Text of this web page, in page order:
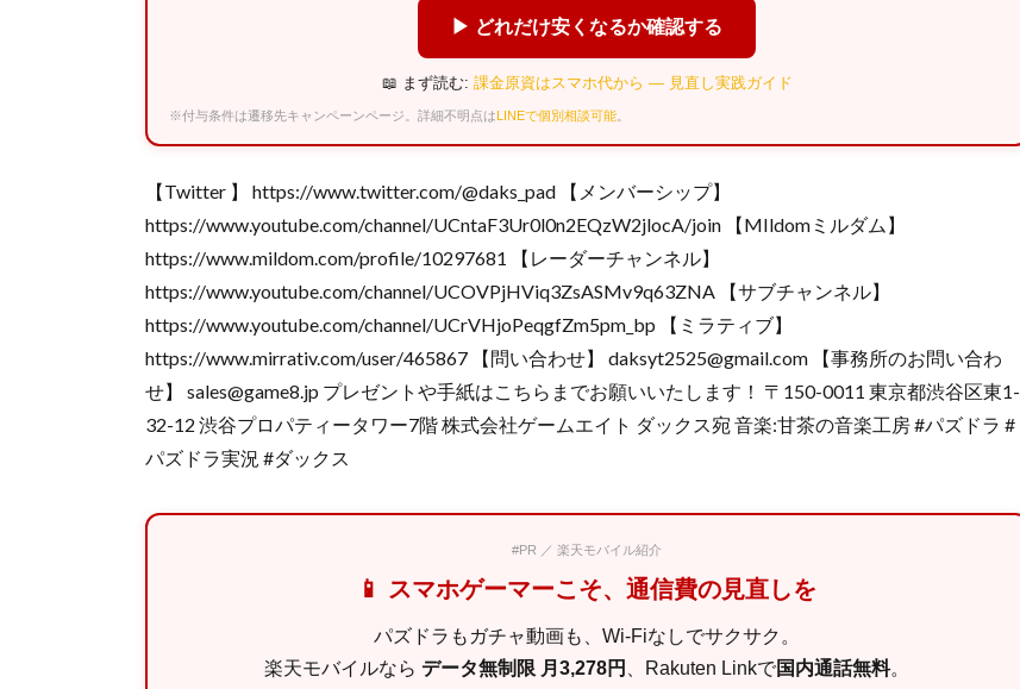
▶ どれだけ安くなるか確認する
📖 まず読む: 課金原資はスマホ代から — 見直し実践ガイド
※付与条件は遷移先キャンペーンページ。詳細不明点はLINEで個別相談可能
【Twitter 】 https://www.twitter.com/@daks_pad 【メンバーシップ】
https://www.youtube.com/channel/UCntaF3Ur0l0n2EQzW2jlocA/join 【MIldomミルダム】
https://www.mildom.com/profile/10297681 【レーダーチャンネル】
https://www.youtube.com/channel/UCOVPjHViq3ZsASMv9q63ZNA 【サブチャンネル】
https://www.youtube.com/channel/UCrVHjoPeqgfZm5pm_bp 【ミラティブ】
https://www.mirrativ.com/user/465867 【問い合わせ】 daksyt2525@gmail.com 【事務所のお問い合わ
せ】 sales@game8.jp プレゼントや手紙はこちらまでお願いいたします！ 〒150-0011 東京都渋谷区東1-
32-12 渋谷プロパティータワー7階 株式会社ゲームエイト ダックス宛 音楽:甘茶の音楽工房 #パズドラ #
パズドラ実況 #ダックス
#PR ／ 楽天モバイル紹介
📱 スマホゲーマーこそ、通信費の見直しを
パズドラもガチャ動画も、Wi-Fiなしでサクサク。
楽天モバイルなら データ無制限 月3,278円 、Rakuten Linkで国内通話無料。